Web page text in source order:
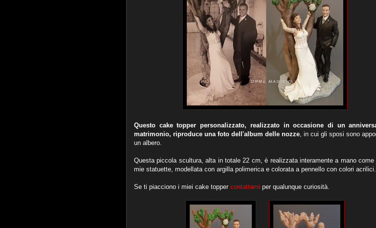
Questo cake topper personalizzato, realizzato in occasione di un
matrimonio, riproduce una foto dell'album delle nozze, in cui gli sposi sono
un albero.
Questa piccola scultura, alta in totale 22 cm, è realizzata interamente a mano
mie statuette, modellata con argilla polimerica e colorata a pennello con colori acrilici.
Se ti piacciono i miei cake topper contattami per qualunque curiosità.